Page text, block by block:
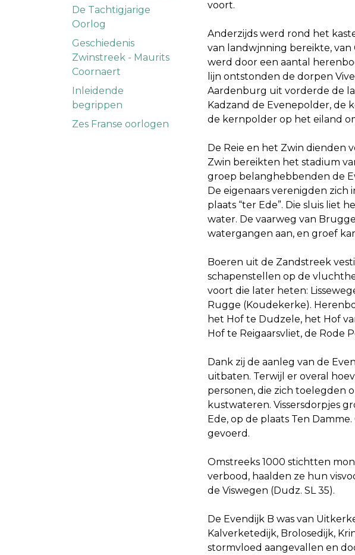
De Tachtigjarige
Oorlog
Geschiedenis
Zwinstreek - Maurits
Coornaert
Inleidende
begrippen
Zes Franse oorlogen
voort.
Anderzijds werd rond het
van landwjnning bereikte, van
werd door een aantal
lijn ontstonden de dorpen
Aardenburg uit vorderde de
Kadzand de Evenepolder, de
de kernpolder op het eiland
De Reie en het Zwin dienden
Zwin bereikten het stadium
groep belanghebbenden de
De eigenaars verenigden
plaats “ter Ede”. Die sluis liet
water. De vaarweg van
watergangen aan, en groef
Boeren uit de Zandstreek
schapenstellen op de
voort die later heten:
Rugge (Koudekerke).
het Hof te Dudzele, het Hof
Hof te Reigaarsvliet, de Rode
Dank zij de aanleg van de
uitbaten. Terwijl er overal
personen, die zich toelegden
kustwateren. Vissersdorpjes
Ede, op de plaats Ten
gevoerd.
Omstreeks 1000 stichtten
verbood, haalden ze hun
de Viswegen (Dudz. SL 35).
De Evendijk B was van
Kalverketedijk, Brolosedijk,
stormvloed aangevallen en